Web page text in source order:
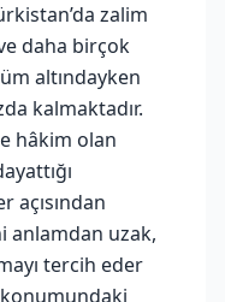
zalim
daha birçok
altındayken
kalmaktadır.
hâkim olan
anlamdan uzak,
tercih eder
konumundaki